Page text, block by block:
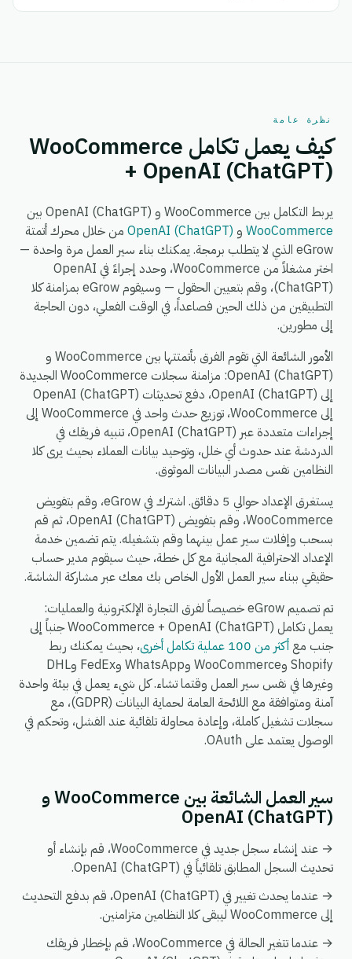
نظرة عامة
كيف يعمل تكامل WooCommerce
+ OpenAI (ChatGPT)
يربط التكامل بين WooCommerce و OpenAI (ChatGPT) بين
WooCommerce و OpenAI (ChatGPT) من خلال محرك أتمتة
eGrow الذي لا يتطلب برمجة. يمكنك بناء سير العمل مرة واحدة —
اختر مشغلاً من WooCommerce، وحدد إجراءً في OpenAI
(ChatGPT)، وقم بتعيين الحقول — وسيقوم eGrow بمزامنة كلا
التطبيقين من ذلك الحين فصاعداً، في الوقت الفعلي، دون الحاجة
إلى مطورين.
الأمور الشائعة التي تقوم الفرق بأتمتتها بين WooCommerce و
OpenAI (ChatGPT): مزامنة سجلات WooCommerce الجديدة
إلى OpenAI (ChatGPT)، دفع تحديثات OpenAI (ChatGPT)
إلى WooCommerce، توزيع حدث واحد في WooCommerce إلى
إجراءات متعددة عبر OpenAI (ChatGPT)، تنبيه فريقك في
الدردشة عند حدوث أي خلل، وتوحيد بيانات العملاء بحيث يرى كلا
النظامين نفس مصدر البيانات الموثوق.
يستغرق الإعداد حوالي 5 دقائق. اشترك في eGrow، وقم بتفويض
WooCommerce، وقم بتفويض OpenAI (ChatGPT)، ثم قم
بسحب وإفلات سير عمل بينهما وقم بتشغيله. يتم تضمين خدمة
الإعداد الاحترافية المجانية مع كل خطة، حيث سيقوم مدير حساب
حقيقي ببناء سير العمل الأول الخاص بك معك عبر مشاركة الشاشة.
تم تصميم eGrow خصيصاً لفرق التجارة الإلكترونية والعمليات:
يعمل تكامل WooCommerce + OpenAI (ChatGPT) جنباً إلى
جنب معأكثر من 100 عملية تكامل أخرى
، بحيث يمكنك ربط
Shopify وWooCommerce وWhatsApp وFedEx وDHL
وغيرها في نفس سير العمل وقتما تشاء. كل شيء يعمل في بيئة واحدة
آمنة ومتوافقة مع اللائحة العامة لحماية البيانات (GDPR)، مع
سجلات تشغيل كاملة، وإعادة محاولة تلقائية عند الفشل، وتحكم في
الوصول يعتمد على OAuth.
سير العمل الشائعة بين WooCommerce و
OpenAI (ChatGPT)
→ عند إنشاء سجل جديد في WooCommerce، قم بإنشاء أو
تحديث السجل المطابق تلقائياً في OpenAI (ChatGPT).
→ عندما يحدث تغيير في OpenAI (ChatGPT)، قم بدفع التحديث
إلى WooCommerce ليبقى كلا النظامين متزامنين.
→ عندما تتغير الحالة في WooCommerce، قم بإخطار فريقك